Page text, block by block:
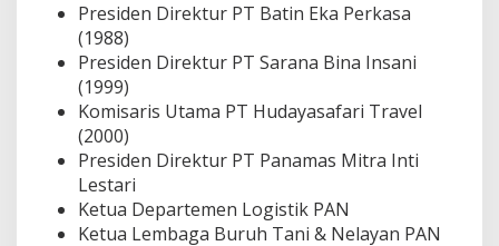
Presiden Direktur PT Batin Eka Perkasa
(1988)
Presiden Direktur PT Sarana Bina Insani
(1999)
Komisaris Utama PT Hudayasafari Travel
(2000)
Presiden Direktur PT Panamas Mitra Inti
Lestari
Ketua Departemen Logistik PAN
Ketua Lembaga Buruh Tani & Nelayan PAN